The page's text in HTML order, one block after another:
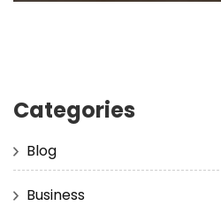
Categories
Blog
Business